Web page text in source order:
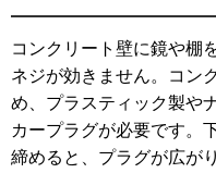
コンクリート壁に鏡や棚
ネジが効きません。コン
め、プラスティック製や
カープラグが必要です。
締めると、プラグが広が